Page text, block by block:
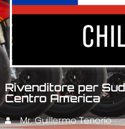
Rivenditore per
Centro America
Mr. Guillermo Tenorio